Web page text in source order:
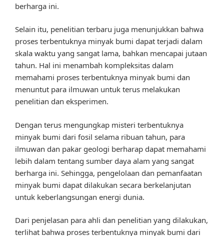
berharga ini.
Selain itu, penelitian terbaru juga menunjukkan bahwa
proses terbentuknya minyak bumi dapat terjadi dalam
skala waktu yang sangat lama, bahkan mencapai jutaan
tahun. Hal ini menambah kompleksitas dalam
memahami proses terbentuknya minyak bumi dan
menuntut para ilmuwan untuk terus melakukan
penelitian dan eksperimen.
Dengan terus mengungkap misteri terbentuknya
minyak bumi dari fosil selama ribuan tahun, para
ilmuwan dan pakar geologi berharap dapat memahami
lebih dalam tentang sumber daya alam yang sangat
berharga ini. Sehingga, pengelolaan dan pemanfaatan
minyak bumi dapat dilakukan secara berkelanjutan
untuk keberlangsungan energi dunia.
Dari penjelasan para ahli dan penelitian yang dilakukan,
terlihat bahwa proses terbentuknya minyak bumi dari